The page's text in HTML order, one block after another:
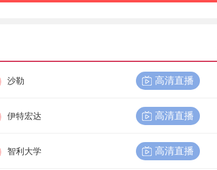
沙勒 高清直播
伊特宏达 高清直播
智利大学 高清直播